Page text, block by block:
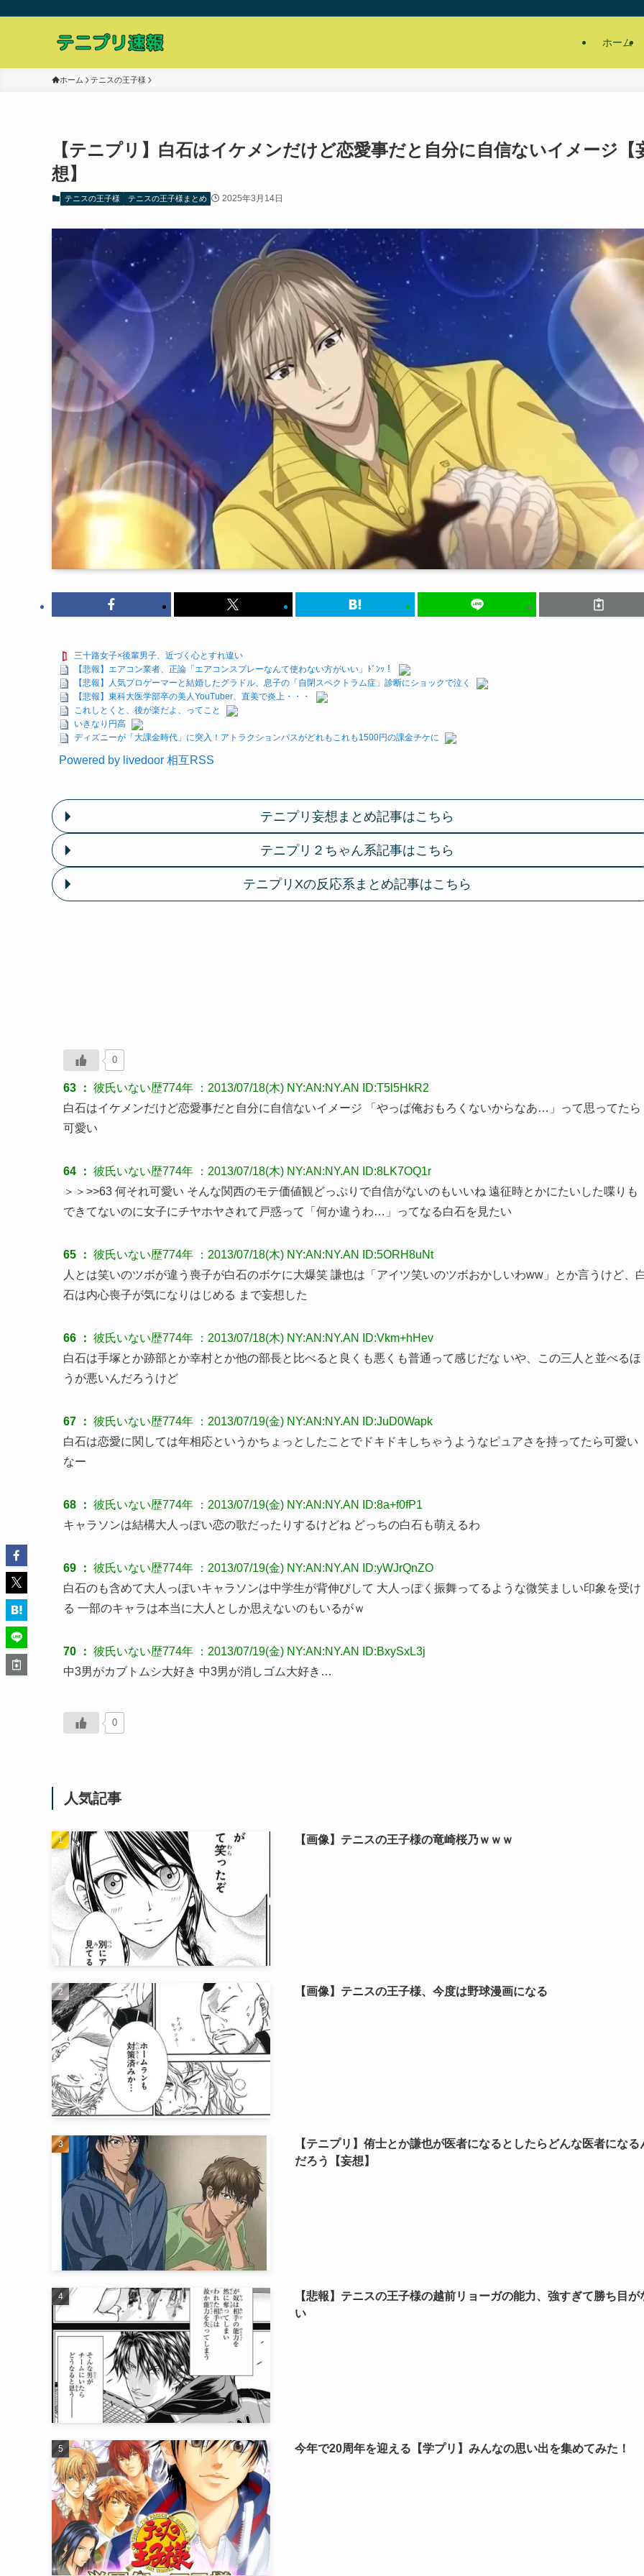
ホーム
ホーム テニスの王子様
【テニプリ】白石はイケメンだけど恋愛事だと自分に自信ないイメージ【
想】
テニスの王子様 テニスの王子様まとめ 2025年3月14日
三十路女子×後輩男子、近づく心とすれ違い
【悲報】エアコン業者、正論「エアコンスプレーなんて使わない方がいい」ﾄﾞﾝｯ！
【悲報】人気プロゲーマーと結婚したグラドル、息子の「自閉スペクトラム症」診断にショックで泣く
【悲報】東科大医学部卒の美人YouTuber、直美で炎上・・・
これしとくと、後が楽だよ、ってこと
いきなり円高
ディズニーが「大課金時代」に突入！アトラクションパスがどれもこれも1500円の課金チケに
Powered by livedoor 相互RSS
テニプリ妄想まとめ記事はこちら
テニプリ２ちゃん系記事はこちら
テニプリXの反応系まとめ記事はこちら
0
63 ： 彼氏いない歴774年
：2013/07/18(木) NY:AN:NY.AN ID:T5l5HkR2
白石はイケメンだけど恋愛事だと自分に自信ないイメージ 「やっぱ俺おもろくないからなあ…」って思ってたら
可愛い
64 ： 彼氏いない歴774年
：2013/07/18(木) NY:AN:NY.AN ID:8LK7OQ1r
＞＞>>63 何それ可愛い そんな関西のモテ価値観どっぷりで自信がないのもいいね 遠征時とかにたいした喋りも
できてないのに女子にチヤホヤされて戸惑って「何か違うわ…」ってなる白石を見たい
65 ： 彼氏いない歴774年
：2013/07/18(木) NY:AN:NY.AN ID:5ORH8uNt
人とは笑いのツボが違う喪子が白石のボケに大爆笑 謙也は「アイツ笑いのツボおかしいわww」とか言うけど、
石は内心喪子が気になりはじめる まで妄想した
66 ： 彼氏いない歴774年
：2013/07/18(木) NY:AN:NY.AN ID:Vkm+hHev
白石は手塚とか跡部とか幸村とか他の部長と比べると良くも悪くも普通って感じだな いや、この三人と並べるほ
うが悪いんだろうけど
67 ： 彼氏いない歴774年
：2013/07/19(金) NY:AN:NY.AN ID:JuD0Wapk
白石は恋愛に関しては年相応というかちょっとしたことでドキドキしちゃうようなピュアさを持ってたら可愛い
なー
68 ： 彼氏いない歴774年
：2013/07/19(金) NY:AN:NY.AN ID:8a+f0fP1
キャラソンは結構大人っぽい恋の歌だったりするけどね どっちの白石も萌えるわ
69 ： 彼氏いない歴774年
：2013/07/19(金) NY:AN:NY.AN ID:yWJrQnZO
白石のも含めて大人っぽいキャラソンは中学生が背伸びして 大人っぽく振舞ってるような微笑ましい印象を受け
る 一部のキャラは本当に大人としか思えないのもいるがｗ
70 ： 彼氏いない歴774年
：2013/07/19(金) NY:AN:NY.AN ID:BxySxL3j
中3男がカブトムシ大好き 中3男が消しゴム大好き…
0
人気記事
【画像】テニスの王子様の竜崎桜乃ｗｗｗ
【画像】テニスの王子様、今度は野球漫画になる
【テニプリ】侑士とか謙也が医者になるとしたらどんな医者になる
だろう【妄想】
【悲報】テニスの王子様の越前リョーガの能力、強すぎて勝ち目が
い
今年で20周年を迎える【学プリ】みんなの思い出を集めてみた！